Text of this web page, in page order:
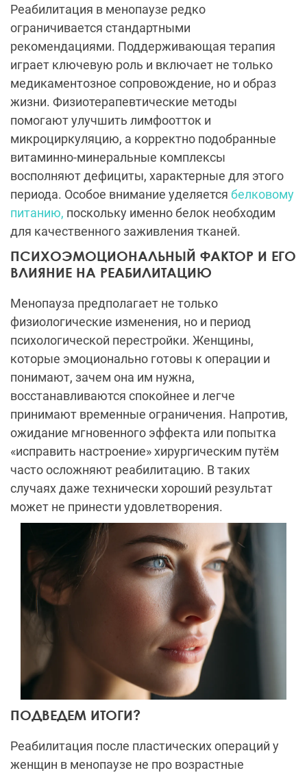
Реабилитация в менопаузе редко
ограничивается стандартными
рекомендациями. Поддерживающая терапия
играет ключевую роль и включает не только
медикаментозное сопровождение, но и образ
жизни. Физиотерапевтические методы
помогают улучшить лимфоотток и
микроциркуляцию, а корректно подобранные
витаминно-минеральные комплексы
восполняют дефициты, характерные для этого
периода. Особое внимание уделяется белковому
питанию, поскольку именно белок необходим
для качественного заживления тканей.
ПСИХОЭМОЦИОНАЛЬНЫЙ ФАКТОР И ЕГО
ВЛИЯНИЕ НА РЕАБИЛИТАЦИЮ
Менопауза предполагает не только
физиологические изменения, но и период
психологической перестройки. Женщины,
которые эмоционально готовы к операции и
понимают, зачем она им нужна,
восстанавливаются спокойнее и легче
принимают временные ограничения. Напротив,
ожидание мгновенного эффекта или попытка
«исправить настроение» хирургическим путём
часто осложняют реабилитацию. В таких
случаях даже технически хороший результат
может не принести удовлетворения.
ПОДВЕДЕМ ИТОГИ?
Реабилитация после пластических операций у
женщин в менопаузе не про возрастные